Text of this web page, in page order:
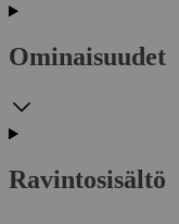
Ominaisuudet
Ravintosisältö